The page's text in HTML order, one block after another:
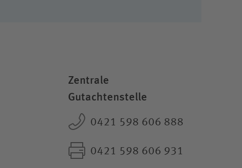
Zentrale
Gutachtenstelle
0421 598 606 888
0421 598 606 931